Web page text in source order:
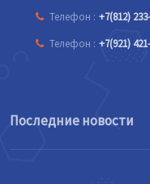
Телефон : +7(812)
Телефон : +7(921)
Последние новости